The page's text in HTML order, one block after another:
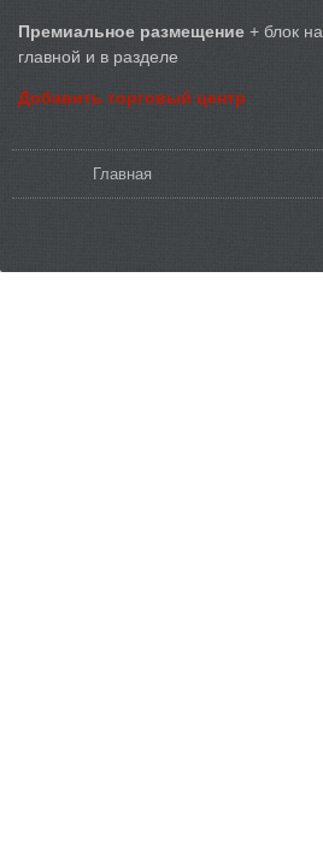
Премиальное размещение + блок на
главной и в разделе
Добавить торговый центр
Главная